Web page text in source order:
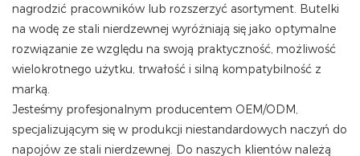
nagrodzić pracowników lub rozszerzyć asortyment. Butelki
na wodę ze stali nierdzewnej wyróżniają się jako optymalne
rozwiązanie ze względu na swoją praktyczność, możliwość
wielokrotnego użytku, trwałość i silną kompatybilność z
marką.
Jesteśmy profesjonalnym producentem OEM/ODM,
specjalizującym się w produkcji niestandardowych naczyń do
napojów ze stali nierdzewnej. Do naszych klientów należą